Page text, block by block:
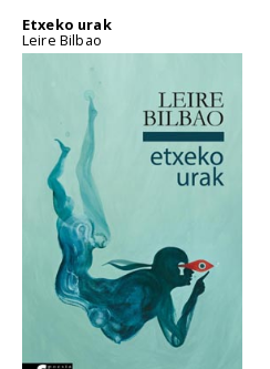
Etxeko urak
Leire Bilbao